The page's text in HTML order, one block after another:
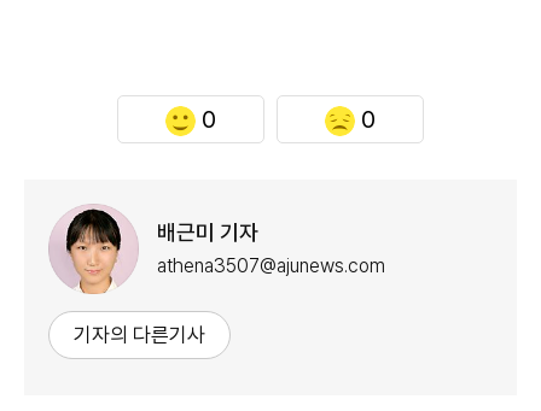
0 0
배근미 기자
athena3507@ajunews.com
기자의 다른기사